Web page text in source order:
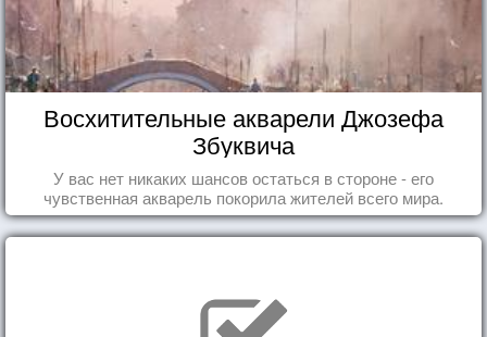
Восхитительные акварели Джозефа
Збуквича
У вас нет никаких шансов остаться в стороне - его
чувственная акварель покорила жителей всего мира.